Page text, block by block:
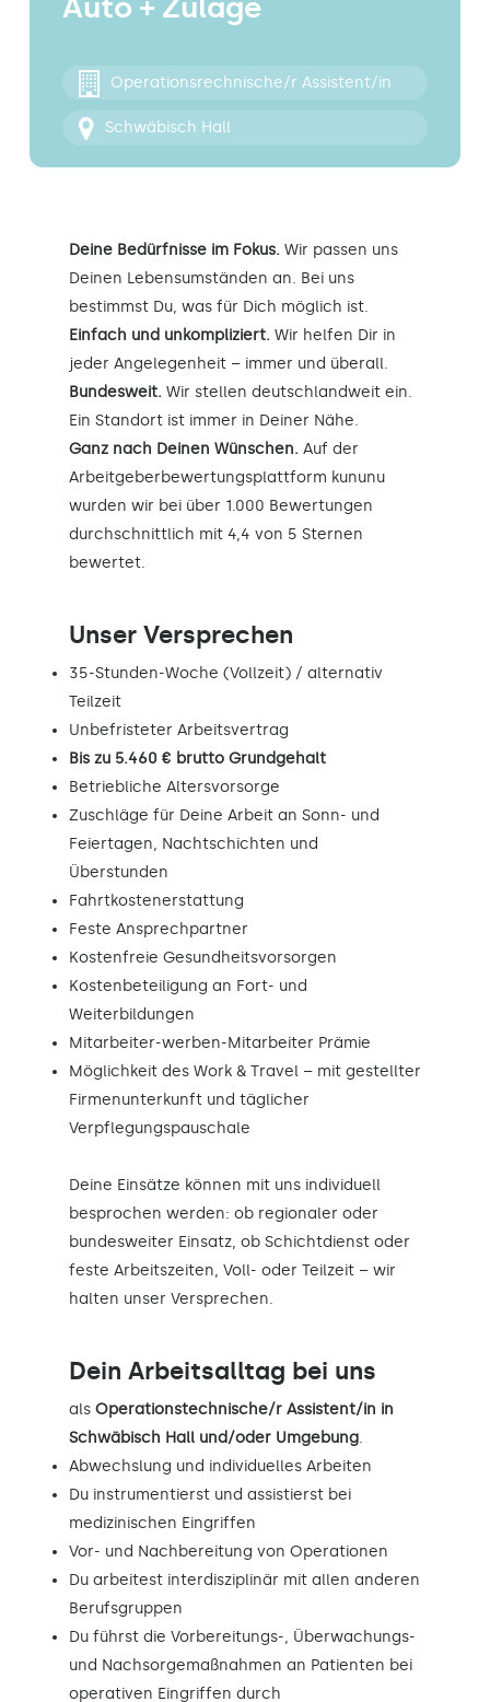
Kontakt
Auto + Zulage
Operationsrechnische/r Assistent/in
Schwäbisch Hall
Deine Bedürfnisse im Fokus. Wir passen uns
Deinen Lebensumständen an. Bei uns
bestimmst Du, was für Dich möglich ist.
Einfach und unkompliziert. Wir helfen Dir in
jeder Angelegenheit – immer und überall.
Bundesweit. Wir stellen deutschlandweit ein.
Ein Standort ist immer in Deiner Nähe.
Ganz nach Deinen Wünschen. Auf der
Arbeitgeberbewertungsplattform kununu
wurden wir bei über 1.000 Bewertungen
durchschnittlich mit 4,4 von 5 Sternen
bewertet.
Unser Versprechen
35-Stunden-Woche (Vollzeit) / alternativ
Teilzeit
Unbefristeter Arbeitsvertrag
Bis zu 5.460 € brutto Grundgehalt
Betriebliche Altersvorsorge
Zuschläge für Deine Arbeit an Sonn- und
Feiertagen, Nachtschichten und
Überstunden
Fahrtkostenerstattung
Feste Ansprechpartner
Kostenfreie Gesundheitsvorsorgen
Kostenbeteiligung an Fort- und
Weiterbildungen
Mitarbeiter-werben-Mitarbeiter Prämie
Möglichkeit des Work & Travel – mit gestellter
Firmenunterkunft und täglicher
Verpflegungspauschale
Deine Einsätze können mit uns individuell
besprochen werden: ob regionaler oder
bundesweiter Einsatz, ob Schichtdienst oder
feste Arbeitszeiten, Voll- oder Teilzeit – wir
halten unser Versprechen.
Dein Arbeitsalltag bei uns
als Operationstechnische/r Assistent/in in
Schwäbisch Hall und/oder Umgebung.
Abwechslung und individuelles Arbeiten
Du instrumentierst und assistierst bei
medizinischen Eingriffen
Vor- und Nachbereitung von Operationen
Du arbeitest interdisziplinär mit allen anderen
Berufsgruppen
Du führst die Vorbereitungs-, Überwachungs-
und Nachsorgemaßnahmen an Patienten bei
operativen Eingriffen durch